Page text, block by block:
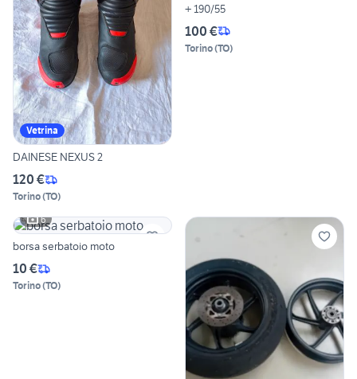
Vetrina
DAINESE NEXUS 2
120 €
Torino(TO)
+ 190/55
100 €
Torino(TO)
6
borsa serbatoio moto
10 €
Torino(TO)